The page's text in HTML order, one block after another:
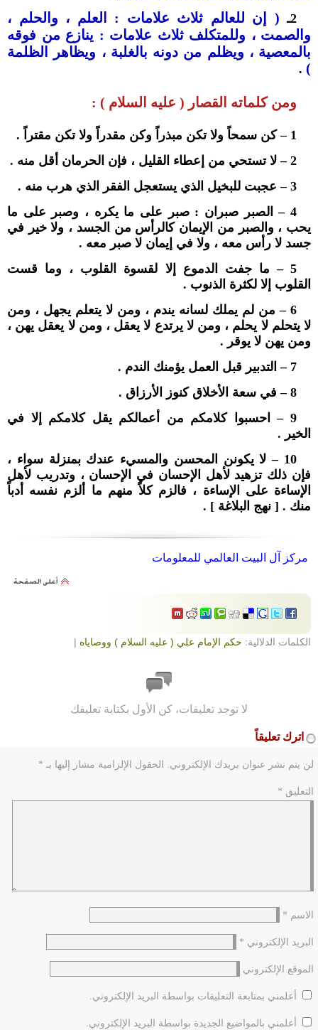
2ـ
( إن للعالم ثلاث علامات : العلم ، والحلم ،
والصمت ، وللمتكلف ثلاث علامات : ينازع من فوقه
بالمعصية ، ويظلم من دونه بالغلبة ، ويظاهر الظلمة
)
.
ومن كلماته القصار ( عليه السلام ) :
1 – كن سمحاً ولا تكن مبذراً وكن مقدراً ولا تكن مقتراً .
2 – لا تستحي من إعطاء القليل ، فإن الحرمان أقل منه .
3 – عجبت للبخيل الذي يستعجل الفقر الذي هرب منه .
4 – الصبر صبران : صبر على ما يكره ، وصبر على ما
يحب ، والصبر من الإيمان كالرأس من الجسد ، ولا خير في
جسد لا رأس معه ، ولا في إيمان لا صبر معه .
5 – ما جفت الدموع إلا لقسوة القلوب ، وما قست
القلوب إلا لكثرة الذنوب .
6 – من لم يملك لسانه يندم ، ومن لا يتعلم يجهل ، ومن
لا يتحلم لا يحلم ، ومن لا يرتدع لا يعقل ، ومن لا يعقل يهن ،
ومن يهن لا يوقر .
7 – التدبير قبل العمل يؤمنك الندم .
8 – في سعة الأخلاق كنوز الأرزاق .
9 – احسبوا كلامكم من أعمالكم يقل كلامكم إلا في
الخير .
10 – لا يكونن المحسن والمسيء عندك بمنزلة سواء ،
فإن ذلك تزهيد لأهل الإحسان في الإحسان ، وتدريب لأهل
الإساءة على الإساءة ، فالزم كلاً منهم ما ألزم نفسه أدباً
منك . [ نهج البلاغة ] .
مركز آل البيت العالمي للمعلومات
الكلمات الدلالية: حكم الإمام علي ( عليه السلام ) ووصاياه |
لا توجد تعليقات، كن الأول بكتابة تعليقك
اترك تعليقاً
لن يتم نشر عنوان بريدك الإلكتروني. الحقول الإلزامية مشار إليها بـ *
التعليق *
الاسم *
البريد الإلكتروني *
الموقع الإلكتروني
أعلمني بمتابعة التعليقات بواسطة البريد الإلكتروني.
أعلمني بالمواضيع الجديدة بواسطة البريد الإلكتروني.